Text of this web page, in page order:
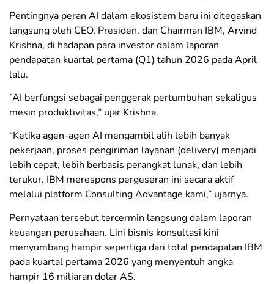
​Pentingnya peran AI dalam ekosistem baru ini ditegaskan
langsung oleh CEO, Presiden, dan Chairman IBM, Arvind
Krishna, di hadapan para investor dalam laporan
pendapatan kuartal pertama (Q1) tahun 2026 pada April
lalu.
​”AI berfungsi sebagai penggerak pertumbuhan sekaligus
mesin produktivitas,” ujar Krishna.
“Ketika agen-agen AI mengambil alih lebih banyak
pekerjaan, proses pengiriman layanan (delivery) menjadi
lebih cepat, lebih berbasis perangkat lunak, dan lebih
terukur. IBM merespons pergeseran ini secara aktif
melalui platform Consulting Advantage kami,” ujarnya.
​Pernyataan tersebut tercermin langsung dalam laporan
keuangan perusahaan. Lini bisnis konsultasi kini
menyumbang hampir sepertiga dari total pendapatan IBM
pada kuartal pertama 2026 yang menyentuh angka
hampir 16 miliaran dolar AS.